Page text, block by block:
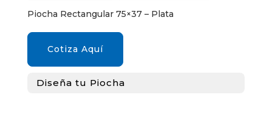
Piocha Rectangular 75×37 – Plata
Cotiza Aquí
Diseña tu Piocha